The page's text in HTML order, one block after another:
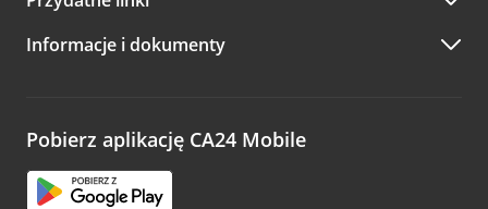
A po wizycie…
Zachęcamy do podzielenia się z nami opinią o wizycie.
opinie.
Informacje i dokumenty
Pobierz aplikację CA24 Mobile